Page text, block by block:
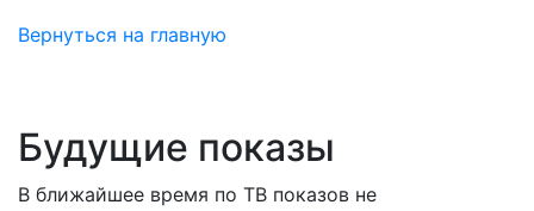
Вернуться на главную
Будущие показы
В ближайшее время по ТВ показов не